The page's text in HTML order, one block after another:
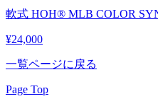
軟式 HOH® MLB COLOR
¥24,000
一覧ページに戻る
Page Top